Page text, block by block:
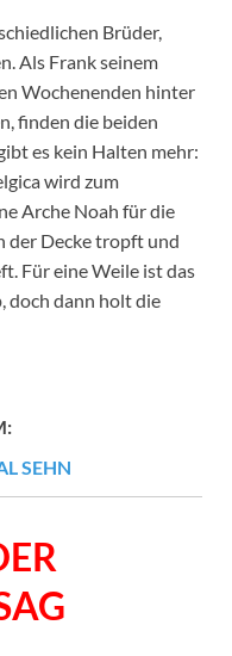
Brüder,
Als Frank seinem
Wochenenden hinter
finden die beiden
es kein Halten mehr:
wird zum
Arche Noah für die
der Decke tropft und
Für eine Weile ist das
doch dann holt die
SEHN